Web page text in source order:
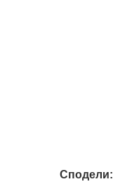
Сподели: